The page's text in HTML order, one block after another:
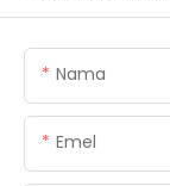
Nama
Emel